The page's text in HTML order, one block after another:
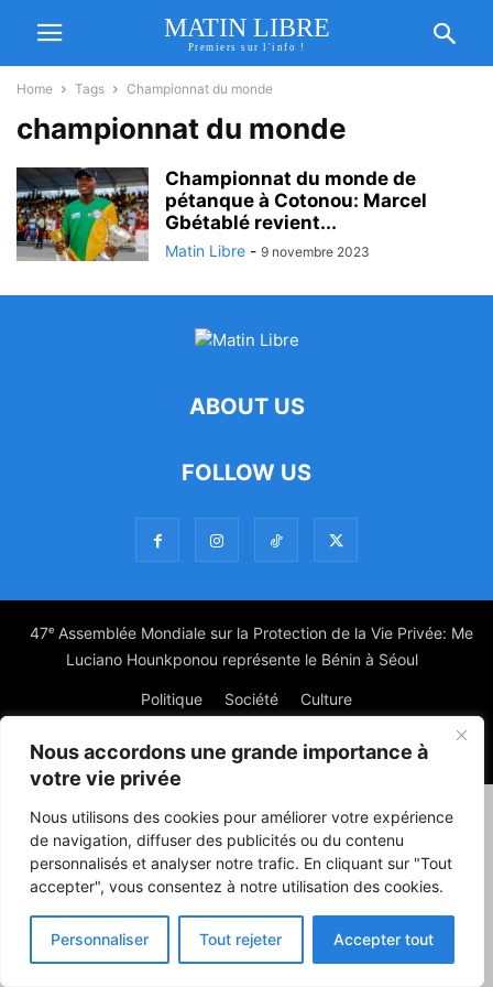
Nous accordons une grande importance à
votre vie privée
Nous utilisons des cookies pour améliorer votre expérience
de navigation, diffuser des publicités ou du contenu
personnalisés et analyser notre trafic. En cliquant sur "Tout
accepter", vous consentez à notre utilisation des cookies.
Personnaliser Tout rejeter Accepter tout
MATIN LIBRE
Premiers sur l'info !
Home Tags Championnat du monde
championnat du monde
Championnat du monde de
pétanque à Cotonou: Marcel
Gbétablé revient...
Matin Libre - 9 novembre 2023
ABOUT US
FOLLOW US
47ᵉ Assemblée Mondiale sur la Protection de la Vie Privée: Me
Luciano Hounkponou représente le Bénin à Séoul
Politique Société Culture
© Powered by digitXplus Francophone